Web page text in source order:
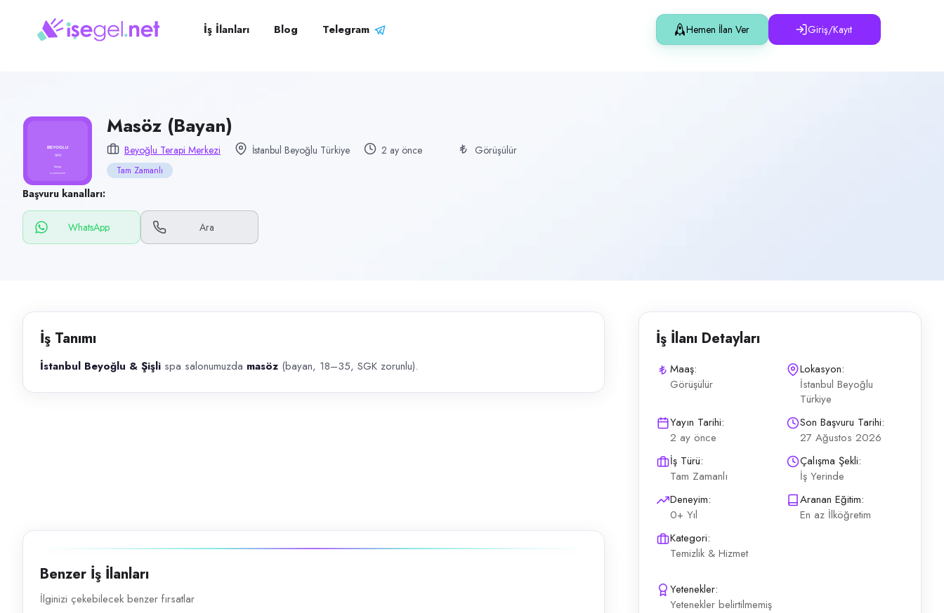
Masöz (Bayan)
Temizlik & Hizmet
Beyoğlu, İstanbul
Çalışma şekli
Tam Zamanlı
Yayın tarihi
Başvuru kanalları
WhatsApp, Telefon
İlan açıklaması
İş İlanları Blog Telegram Hemen İlan Ver Giriş/Kayıt
Masöz (Bayan)
Beyoğlu Terapi Merkezi İstanbul Beyoğlu Türkiye 2 ay önce Görüşülür
Tam Zamanlı
Başvuru kanalları:
WhatsApp Ara
İş Tanımı
İstanbul Beyoğlu & Şişli spa salonumuzda masöz (bayan, 18–35, SGK zorunlu).
İş İlanı Detayları
Maaş:
Görüşülür
Lokasyon:
İstanbul Beyoğlu
Türkiye
Yayın Tarihi:
2 ay önce
Son Başvuru Tarihi:
27 Ağustos 2026
İş Türü:
Tam Zamanlı
Çalışma Şekli:
İş Yerinde
Deneyim:
0+ Yıl
Aranan Eğitim:
En az İlköğretim
Kategori:
Temizlik & Hizmet
Yetenekler:
Yetenekler belirtilmemiş
Benzer İş İlanları
İlginizi çekebilecek benzer fırsatlar